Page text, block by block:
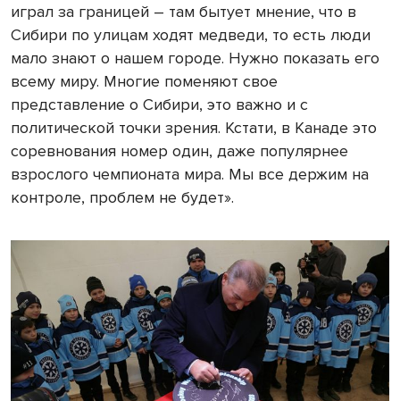
играл за границей – там бытует мнение, что в
Сибири по улицам ходят медведи, то есть люди
мало знают о нашем городе. Нужно показать его
всему миру. Многие поменяют свое
представление о Сибири, это важно и с
политической точки зрения. Кстати, в Канаде это
соревнования номер один, даже популярнее
взрослого чемпионата мира. Мы все держим на
контроле, проблем не будет».